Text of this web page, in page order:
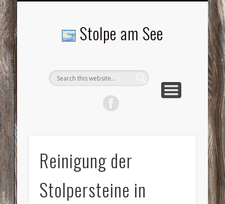
Stolpe am See
Reinigung der
Stolpersteine in